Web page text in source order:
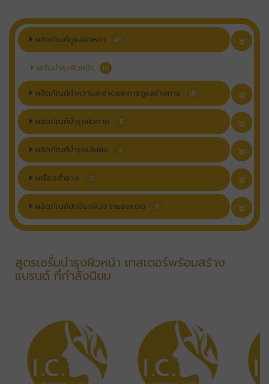
ผลิตภัณฑ์ดูแลผิวหน้า 49
เซรั่มบำรุงผิวหน้า 16
ผลิตภัณฑ์ทำความสะอาดและการดูแลร่างกาย 10
ผลิตภัณฑ์บำรุงผิวกาย 11
ผลิตภัณฑ์บำรุงเส้นผม 4
เครื่องสำอาง 13
ผลิตภัณฑ์ปกป้องผิวจากแสงแดด 11
สูตรเซรั่มบำรุงผิวหน้า เทสเตอร์พร้อมสร้าง
แบรนด์ ที่กำลังนิยม